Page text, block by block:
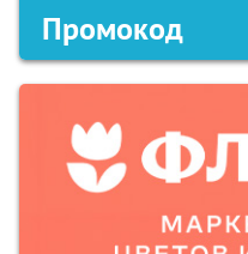
Промокод